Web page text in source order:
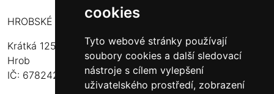
cookies
Tyto webové stránky používají
soubory cookies a další sledovací
nástroje s cílem vylepšení
uživatelského prostředí, zobrazení
HROBSKÉ UZENINY
Krátká 125
Hrob
IČ: 67824234